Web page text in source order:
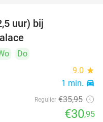
uur) bij
Do
9.0 star
1 min. directions_car
Regulier €35,95
€30,95